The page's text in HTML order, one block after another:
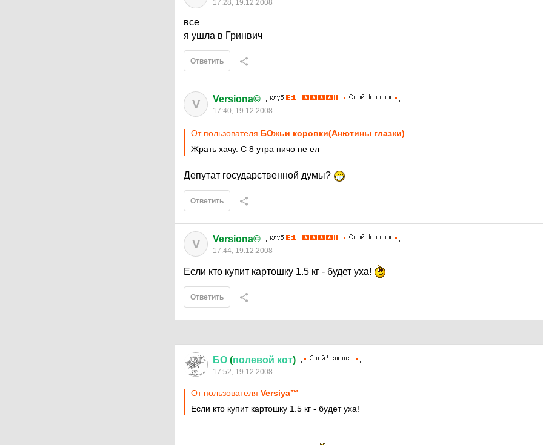
17:28, 19.12.2008
все
я ушла в Гринвич
Ответить
V Versiona©
17:40, 19.12.2008
От пользователя БОжьи коровки(Анютины глазки)
Жрать хачу. С 8 утра ничо не ел
Депутат государственной думы?
Ответить
V Versiona©
17:44, 19.12.2008
Если кто купит картошку 1.5 кг - будет уха!
Ответить
БО (полевой кот)
17:52, 19.12.2008
От пользователя Versiya™
Если кто купит картошку 1.5 кг - будет уха!